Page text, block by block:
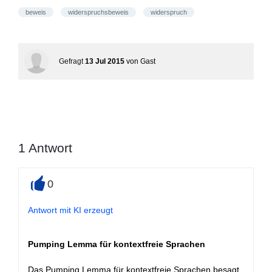
beweis widerspruchsbeweis widerspruch
Gefragt 13 Jul 2015 von Gast
1 Antwort
0
Antwort mit KI erzeugt
Pumping Lemma für kontextfreie Sprachen
Das Pumping Lemma für kontextfreie Sprachen besagt,